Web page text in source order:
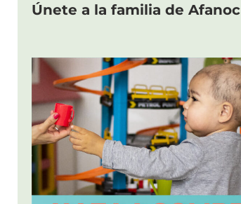
Únete a la familia de Afanoc